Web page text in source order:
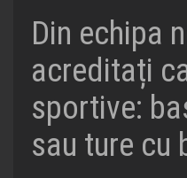
Din echipa
acreditați
sportive:
sau ture cu